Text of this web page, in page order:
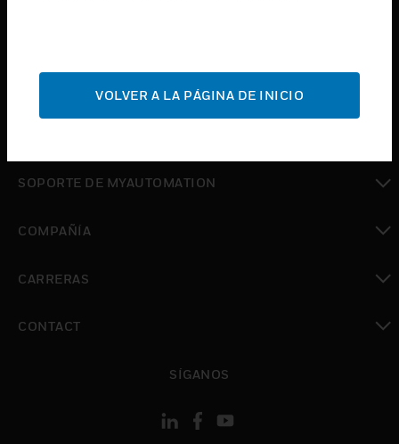
Cambiar vista
Cambiar vista
SOPORTE DE MYAUTOMATION
COMPAÑÍA
CARRERAS
CONTACT
SÍGANOS
VOLVER A LA PÁGINA DE INICIO